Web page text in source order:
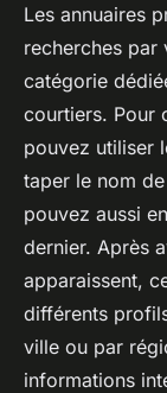
Les annuaires
recherches par
catégorie
courtiers. Pour
pouvez utiliser
taper le nom
pouvez aussi
dernier. Après
apparaissent,
différents
ville ou par
informations